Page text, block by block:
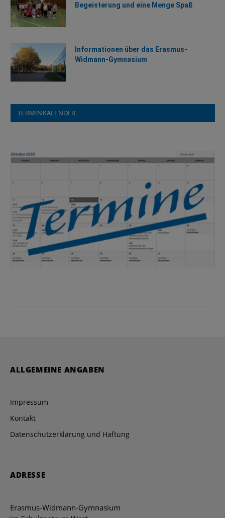
Begeisterung und eine Menge Spaß
Informationen über das Erasmus-
Widmann-Gymnasium
TERMINKALENDER
ALLGEMEINE ANGABEN
Impressum
Kontakt
Datenschutzerklärung und Haftung
ADRESSE
Erasmus-Widmann-Gymnasium